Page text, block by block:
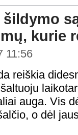
šildymo
kurie
11:56
reiškia
auga. Vis
o dėl